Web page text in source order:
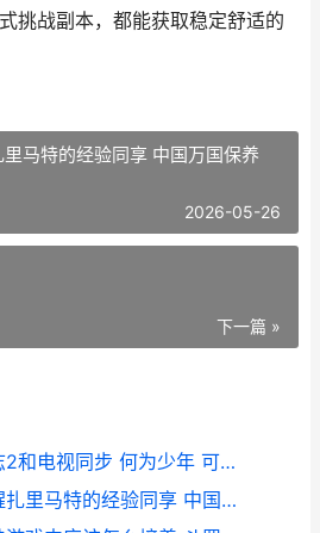
挑战副本，都能获取稳定舒适的
马特的经验同享 中国万国保养
2026-05-26
下一篇 »
是否可将少年三国志2和电视同步 何为少年 可否具体
有哪些养护万国觉醒扎里马特的经验同享 中国万国保养